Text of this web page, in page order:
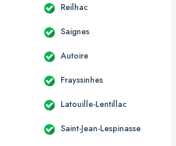
Reilhac
Saignes
Autoire
Frayssinhes
Latouille-Lentillac
Saint-Jean-Lespinasse